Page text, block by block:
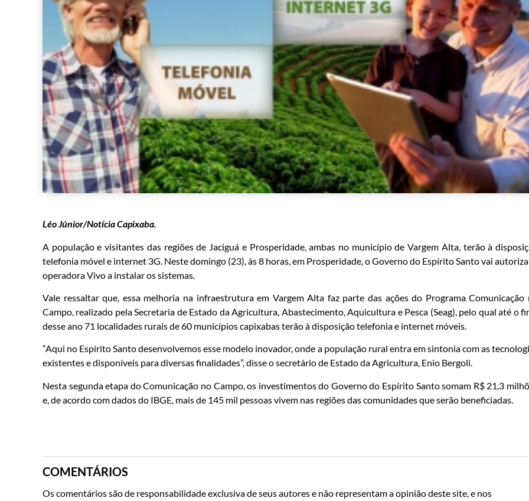
Léo Júnior/Notícia Capixaba.
A população e visitantes das regiões de Jaciguá e Prosperidade, ambas no município de Vargem Alta, terão à
telefonia móvel e internet 3G. Neste domingo (23), às 8 horas, em Prosperidade, o Governo do Espírito Santo vai
operadora Vivo a instalar os sistemas.
Vale ressaltar que, essa melhoria na infraestrutura em Vargem Alta faz parte das ações do Programa Comunicação
Campo, realizado pela Secretaria de Estado da Agricultura, Abastecimento, Aquicultura e Pesca (Seag), pelo qual até o
desse ano 71 localidades rurais de 60 municípios capixabas terão à disposição telefonia e internet móveis.
“Aqui no Espírito Santo desenvolvemos esse modelo inovador, onde a população rural entra em sintonia com as
existentes e disponíveis para diversas finalidades”, disse o secretário de Estado da Agricultura, Enio Bergoli.
Nesta segunda etapa do Comunicação no Campo, os investimentos do Governo do Espírito Santo somam R$ 21,3
e, de acordo com dados do IBGE, mais de 145 mil pessoas vivem nas regiões das comunidades que serão beneficiadas.
COMENTÁRIOS
Os comentários são de responsabilidade exclusiva de seus autores e não representam a opinião deste site, e nos